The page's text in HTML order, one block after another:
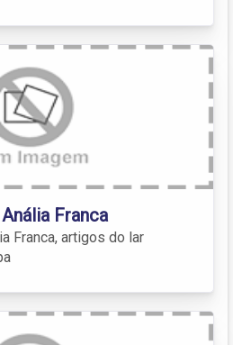
Franca
Franca, artigos do lar